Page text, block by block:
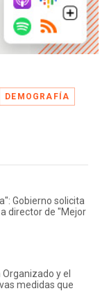
DEMOGRAFÍA
Gobierno solicita
director de "Mejor
y el
medidas que